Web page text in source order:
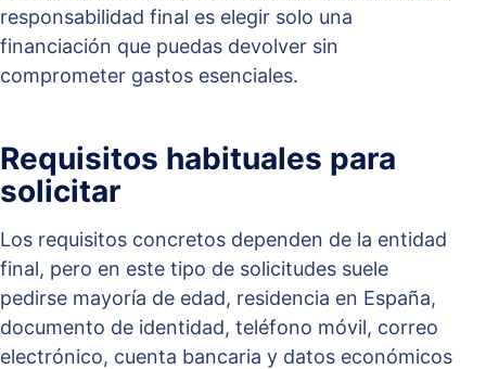
responsabilidad final es elegir solo una
financiación que puedas devolver sin
comprometer gastos esenciales.
Requisitos habituales para
solicitar
Los requisitos concretos dependen de la entidad
final, pero en este tipo de solicitudes suele
pedirse mayoría de edad, residencia en España,
documento de identidad, teléfono móvil, correo
electrónico, cuenta bancaria y datos económicos